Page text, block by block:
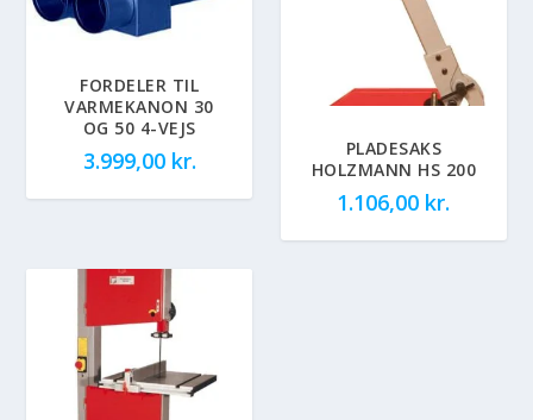
FORDELER TIL
VARMEKANON 30
OG 50 4-VEJS
3.999,00 kr.
PLADESAKS
HOLZMANN HS 200
1.106,00 kr.